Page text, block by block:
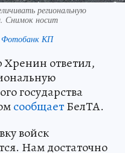
региональную
Снимок носит
Фотобанк КП
ответил,
государства
сообщаетБелТА.
войск
Нам достаточно